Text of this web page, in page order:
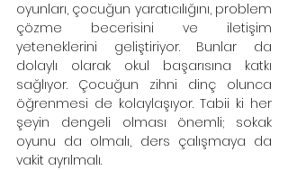
oyunları, çocuğun yaratıcılığını, problem
çözme becerisini ve iletişim
yeteneklerini geliştiriyor. Bunlar da
dolaylı olarak okul başarısına katkı
sağlıyor. Çocuğun zihni dinç olunca
öğrenmesi de kolaylaşıyor. Tabii ki her
şeyin dengeli olması önemli; sokak
oyunu da olmalı, ders çalışmaya da
vakit ayrılmalı.